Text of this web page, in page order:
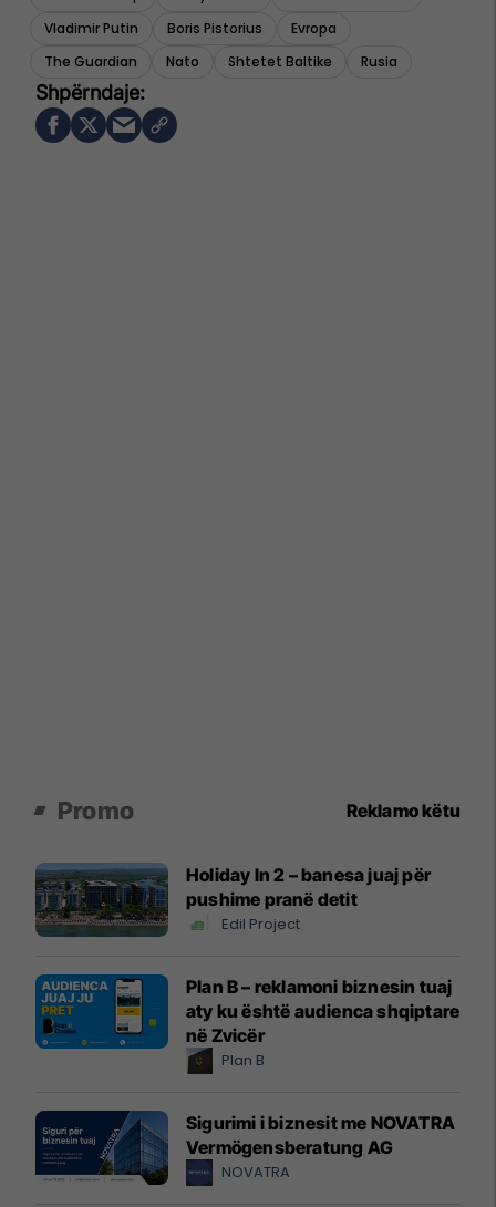
Vladimir Putin
Boris Pistorius
Evropa
The Guardian
Nato Shtetet Baltike Rusia
Promo Reklamo këtu
Holiday In 2 – banesa juaj për
pushime pranë detit
Edil Project
Plan B – reklamoni biznesin tuaj
aty ku është audienca shqiptare
në Zvicër
Plan B
Sigurimi i biznesit me NOVATRA
Vermögensberatung AG
NOVATRA